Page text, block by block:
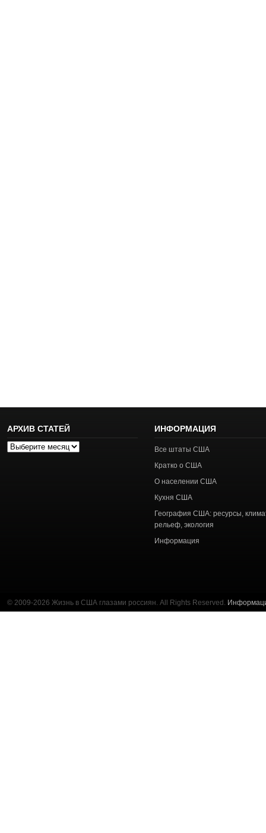
АРХИВ СТАТЕЙ
Архив
ИНФОРМАЦИЯ
Все штаты США
Кратко о США
О населении США
Кухня США
География США: ресурсы,
рельеф, экология
Информация
© 2009-2026 Жизнь в США глазами россиян. All Rights Reserved.